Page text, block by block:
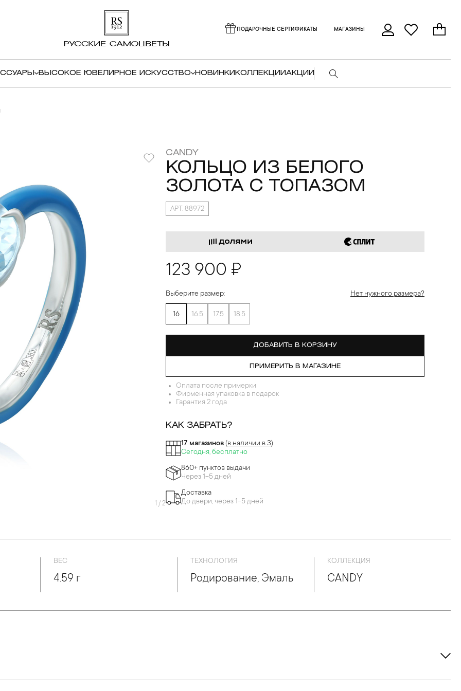
ПОДАРОЧНЫЕ СЕРТИФИКАТЫ МАГАЗИНЫ
ВЫСОКОЕ ЮВЕЛИРНОЕ ИСКУССТВО НОВИНКИ КОЛЛЕКЦИИАКЦИИ
1 / 2
CANDY
КОЛЬЦО ИЗ БЕЛОГО
ЗОЛОТА С ТОПАЗОМ
АРТ. 88972
123 900 ₽
Выберите размер: Нет нужного размера?
16 16.5 17.5 18.5
ДОБАВИТЬ В КОРЗИНУ
ПРИМЕРИТЬ В МАГАЗИНЕ
Оплата после примерки
Фирменная упаковка в подарок
Гарантия 2 года
КАК ЗАБРАТЬ?
17 магазинов (в наличии в 3)
Сегодня, бесплатно
860+ пунктов выдачи
Через 1-5 дней
Доставка
До двери, через 1-5 дней
ВЕС
4.59 г
ТЕХНОЛОГИЯ
Родирование, Эмаль
КОЛЛЕКЦИЯ
CANDY